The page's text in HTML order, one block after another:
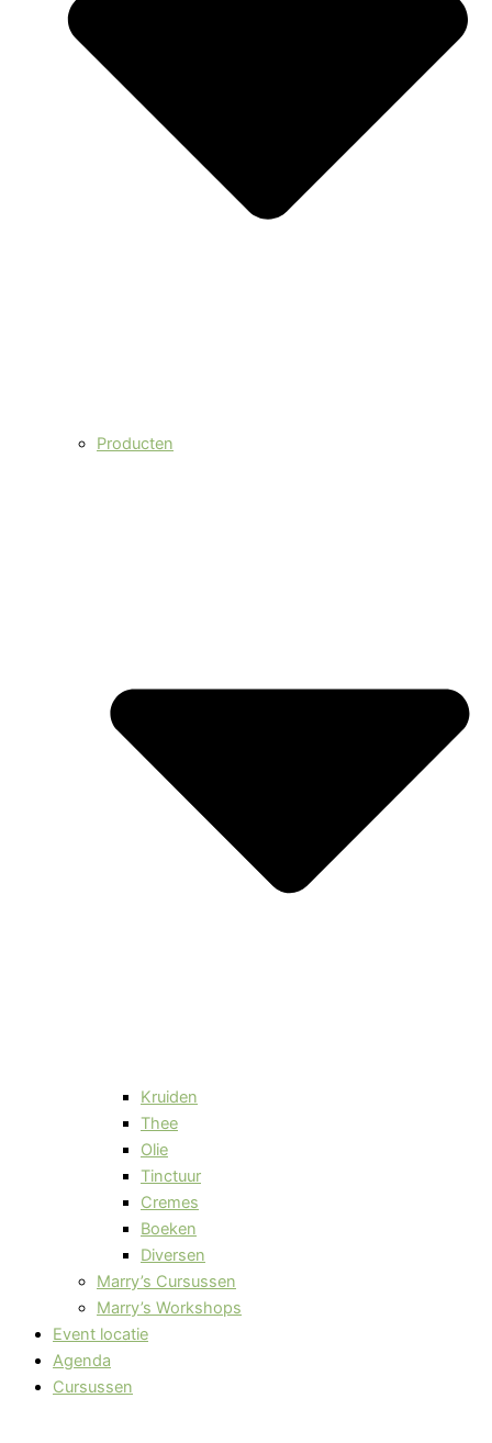
Producten
Kruiden
Thee
Olie
Tinctuur
Cremes
Boeken
Diversen
Marry’s Cursussen
Marry’s Workshops
Event locatie
Agenda
Cursussen